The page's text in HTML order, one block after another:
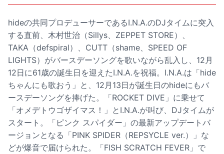
hideの共同プロデューサーであるI.N.A.のDJタイムに突入
する直前、木村世治（Sillys、ZEPPET STORE）、
TAKA（defspiral）、CUTT（shame、SPEED OF
LIGHTS）がバースデーソングを歌いながら乱入し、12月
12日に61歳の誕生日を迎えたI.N.A.を祝福。I.N.A.は「hide
ちゃんにも歌おう」と、12月13日が誕生日のhideにもバ
ースデーソングを捧げた。「ROCKET DIVE」に乗せて
「オメデトウゴザイマス！」とI.N.A.が叫び、DJタイムが
スタート。「ピンク スパイダー」の最新アップデートバ
ージョンとなる「PINK SPIDER（REPSYCLE ver.）」な
どが爆音で届けられた。「FISH SCRATCH FEVER」で